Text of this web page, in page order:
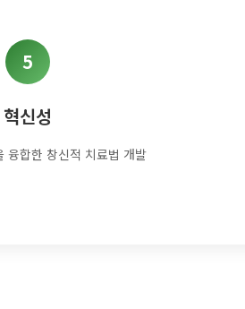
5
혁신성
융합한 창신적 치료법 개발